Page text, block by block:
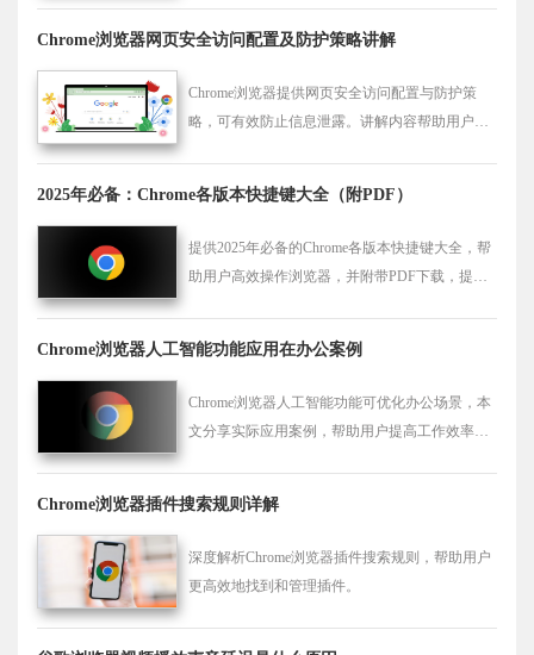
Chrome浏览器网页安全访问配置及防护策略讲解
Chrome浏览器提供网页安全访问配置与防护策
略，可有效防止信息泄露。讲解内容帮助用户构
2025年必备：Chrome各版本快捷键大全（附PDF）
提供2025年必备的Chrome各版本快捷键大全，帮
助用户高效操作浏览器，并附带PDF下载，提升
Chrome浏览器人工智能功能应用在办公案例
Chrome浏览器人工智能功能可优化办公场景，本
文分享实际应用案例，帮助用户提高工作效率，
Chrome浏览器插件搜索规则详解
深度解析Chrome浏览器插件搜索规则，帮助用户
更高效地找到和管理插件。